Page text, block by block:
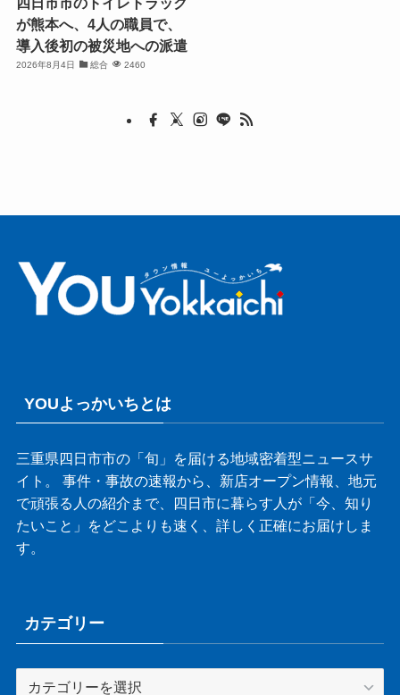
が熊本へ、4人の職員で、
導入後初の被災地への派遣
2026年8月4日 総合 2460
YOUよっかいちとは
三重県四日市市の「旬」を届ける地域密着型ニュースサ
イト。 事件・事故の速報から、新店オープン情報、地元
で頑張る人の紹介まで、四日市に暮らす人が「今、知り
たいこと」をどこよりも速く、詳しく正確にお届けしま
す。
カテゴリー